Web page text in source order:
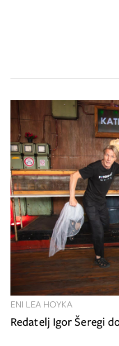
Redatelj Igor Šeregi
ENI LEA HOYKA